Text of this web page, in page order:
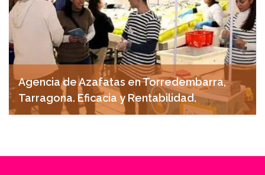
Agencia de Azafatas en Torredembarra,
Tarragona. Eficacia y Rentabilidad.